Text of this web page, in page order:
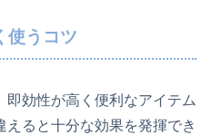
使うコツ
効性が高く便利なアイテム
ると十分な効果を発揮でき